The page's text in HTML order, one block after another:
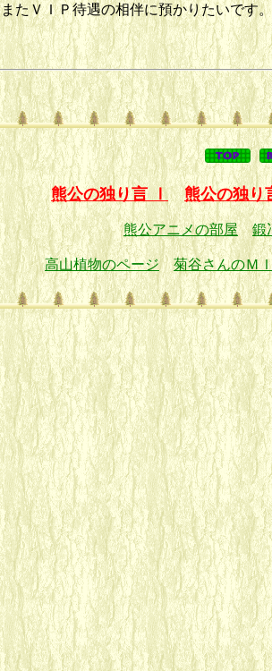
またＶＩＰ待遇の相伴に預かりたいです。
熊公の独り言 Ⅰ 熊公の独
熊公アニメの部屋 鍛
高山植物のページ 菊谷さんのＭ